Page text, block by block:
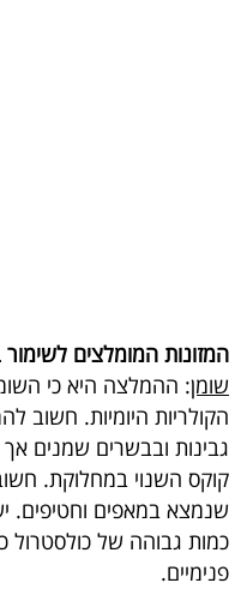
פודקאסט
40
UNDER
40
שיתופי
המזונות המומלצים
שומן
הקולריות היומיות. חשוב
גבינות ובבשרים שמנים
קוקס השנוי במחלוקת.
שנמצא במאפים וחטיפים.
כמות גבוהה של כולסטרול
פנימיים.